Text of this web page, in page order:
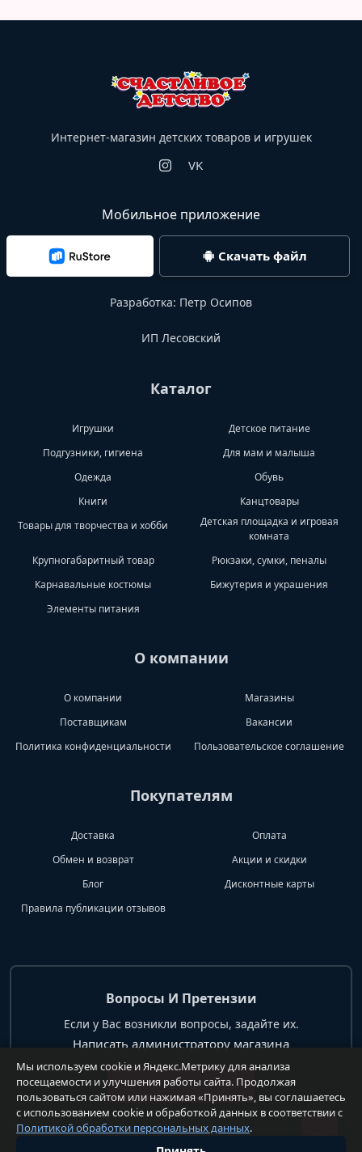
Интернет-магазин детских товаров и игрушек
VK
Мобильное приложение
Скачать файл
Разработка: Петр Осипов
ИП Лесовский
Каталог
Игрушки
Детское питание
Подгузники, гигиена
Для мам и малыша
Одежда
Обувь
Книги
Канцтовары
Товары для творчества и хобби
Детская площадка и игровая
комната
Крупногабаритный товар
Рюкзаки, сумки, пеналы
Карнавальные костюмы
Бижутерия и украшения
Элементы питания
О компании
О компании
Магазины
Поставщикам
Вакансии
Политика конфиденциальности
Пользовательское соглашение
Покупателям
Доставка
Оплата
Обмен и возврат
Акции и скидки
Блог
Дисконтные карты
Правила публикации отзывов
Вопросы И Претензии
Если у Вас возникли вопросы, задайте их.
Написать администратору магазина
+7 904 62 99 428
Мы используем cookie и Яндекс.Метрику для анализа
посещаемости и улучшения работы сайта. Продолжая
пользоваться сайтом или нажимая «Принять», вы соглашаетесь
с использованием cookie и обработкой данных в соответствии с
Политикой обработки персональных данных.